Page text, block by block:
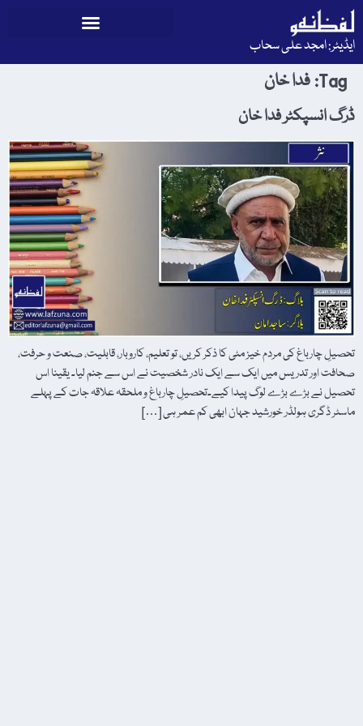
ایڈیٹر: امجد علی سحاب
Tag: فدا خان
ڈرگ انسپکٹر فدا خان
تحصیلِ چارباغ کی مردم خیز مٹی کا ذکر کریں، تو تعلیم، کاروبار، قابلیت، صنعت و حرفت،
صحافت اور تدریس میں ایک سے ایک نادر شخصیت نے اس سے جنم لیا۔ یقینا اس
تحصیل نے بڑے بڑے لوگ پیدا کیے۔تحصیلِ چارباغ و ملحقہ علاقہ جات کے پہلے
ماسٹر ڈگری ہولڈر خورشید جہان ابھی کم عمر ہی […]